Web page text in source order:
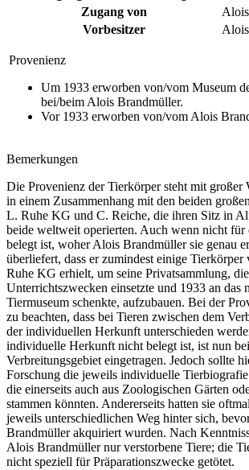
Zugang von
Vorbesitzer
Provenienz
Um 1933 erworben von/vom Museum
bei/beim Alois Brandmüller.
Vor 1933 erworben von/vom Alois
Bemerkungen
Die Provenienz der Tierkörper steht mit großer
in einem Zusammenhang mit den beiden
L. Ruhe KG und C. Reiche, die ihren Sitz in
beide weltweit operierten. Auch wenn nicht für
belegt ist, woher Alois Brandmüller sie genau
überliefert, dass er zumindest einige
Ruhe KG erhielt, um seine Privatsammlung,
Unterrichtszwecken einsetzte und 1933 an das
Tiermuseum schenkte, aufzubauen. Bei der
zu beachten, dass bei Tieren zwischen dem
der individuellen Herkunft unterschieden
individuelle Herkunft nicht belegt ist, ist nun
Verbreitungsgebiet eingetragen. Jedoch sollte
Forschung die jeweils individuelle
die einerseits auch aus Zoologischen Gärten
stammen könnten. Andererseits hatten sie
jeweils unterschiedlichen Weg hinter sich,
Brandmüller akquiriert wurden. Nach
Alois Brandmüller nur verstorbene Tiere; die
nicht speziell für Präparationszwecke getötet.